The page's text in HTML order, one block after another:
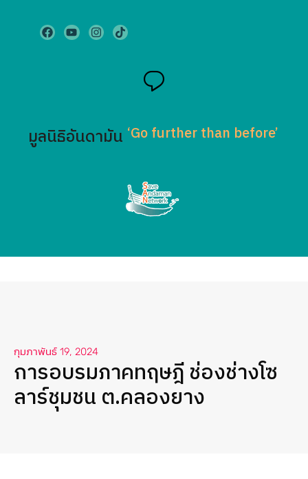
มูลนิธิอันดามัน ‘Go further than before’
กุมภาพันธ์ 19, 2024
การอบรมภาคทฤษฎี ช่องช่างโซ
ลาร์ชุมชน ต.คลองยาง